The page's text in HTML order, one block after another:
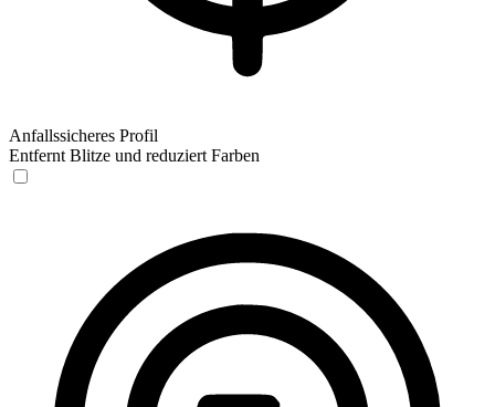
Anfallssicheres Profil
Entfernt Blitze und reduziert Farben